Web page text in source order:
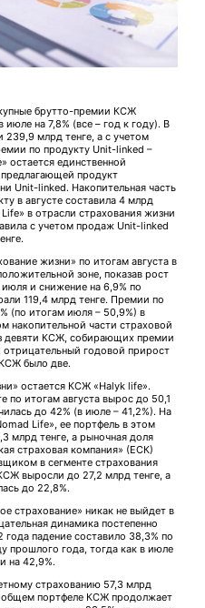
брутто-премии КСЖ
на 7,8% (все – год к году). В
млрд тенге, а с учетом
по продукту Unit-linked –
остается единственной
продукт
Unit-linked. Накопительная часть
в августе составила 4 млрд
в отрасли страхования жизни
с учетом продаж Unit-linked
жизни» по итогам августа в
зоне, показав рост
июля и снижение на 6,9% по
119,4 млрд тенге. Премии по
(по итогам июля – 50,9%) в
накопительной части страховой
девяти КСЖ, собирающих премии
годовой прирост
было две.
остается КСЖ «Halyk life».
по итогам августа вырос до 50,1
до 42% (в июле – 41,2%). На
Life», ее портфель в этом
млрд тенге, а рыночная доля
страховая компания» (ЕСК)
в сегменте страхования
выросли до 27,2 млрд тенге, а
до 22,8%.
страхование» никак не выйдет в
динамика постепенно
падение составило 38,3% по
прошлого года, тогда как в июле
на 42,9%.
страхованию 57,3 млрд
общем портфеле КСЖ продолжает